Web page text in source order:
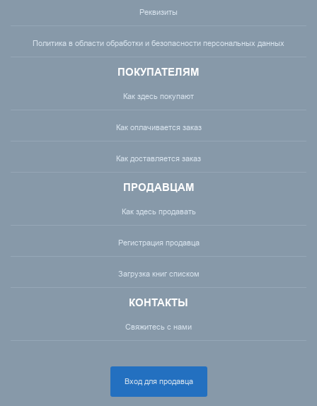
Реквизиты
Политика в области обработки и безопасности персональных данных
ПОКУПАТЕЛЯМ
Как здесь покупают
Как оплачивается заказ
Как доставляется заказ
ПРОДАВЦАМ
Как здесь продавать
Регистрация продавца
Загрузка книг списком
КОНТАКТЫ
Свяжитесь с нами
Вход для продавца